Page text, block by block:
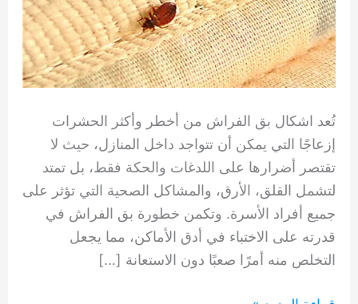
تُعد اشكال بق الفراش من أخطر وأكثر الحشرات
إزعاجًا التي يمكن أن تتواجد داخل المنازل، حيث لا
تقتصر أضرارها على اللدغات والحكة فقط، بل تمتد
لتشمل القلق، الأرق، والمشاكل الصحية التي تؤثر على
جميع أفراد الأسرة. وتكمن خطورة بق الفراش في
قدرته على الاختباء في أدق الأماكن، مما يجعل
التخلص منه أمرًا صعبًا دون الاستعانة […]